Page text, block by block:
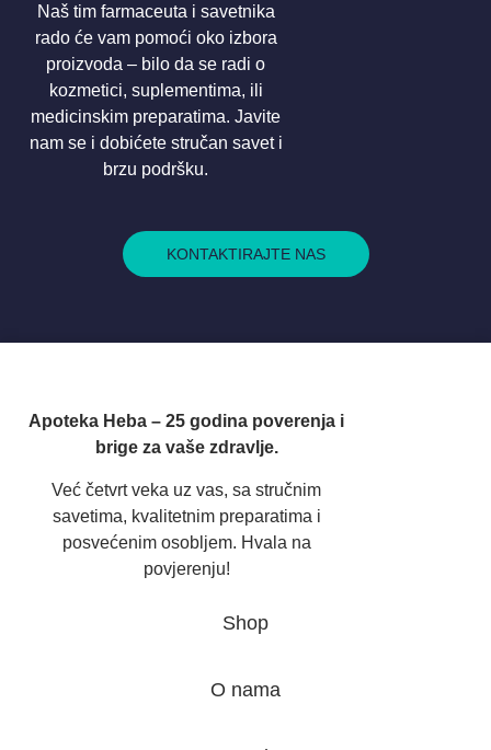
Naš tim farmaceuta i savetnika
rado će vam pomoći oko izbora
proizvoda – bilo da se radi o
kozmetici, suplementima, ili
medicinskim preparatima. Javite
nam se i dobićete stručan savet i
brzu podršku.
KONTAKTIRAJTE NAS
Apoteka Heba – 25 godina poverenja i
brige za vaše zdravlje.
Već četvrt veka uz vas, sa stručnim
savetima, kvalitetnim preparatima i
posvećenim osobljem. Hvala na
povjerenju!
Shop
O nama